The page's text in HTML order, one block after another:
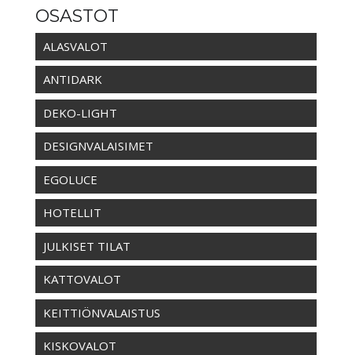
OSASTOT
ALASVALOT
ANTIDARK
DEKO-LIGHT
DESIGNVALAISIMET
EGOLUCE
HOTELLIT
JULKISET TILAT
KATTOVALOT
KEITTIÖNVALAISTUS
KISKOVALOT